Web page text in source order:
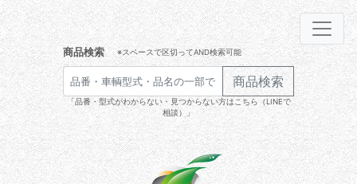
商品検索 ※スペースで区切ってAND検索可能
商品検索
「品番・型式がわからない・見つからない方はこちら（LINEで
相談）」